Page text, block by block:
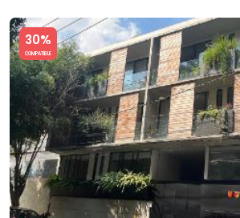
30%
COMPATIBLE
Slide 1 of 5